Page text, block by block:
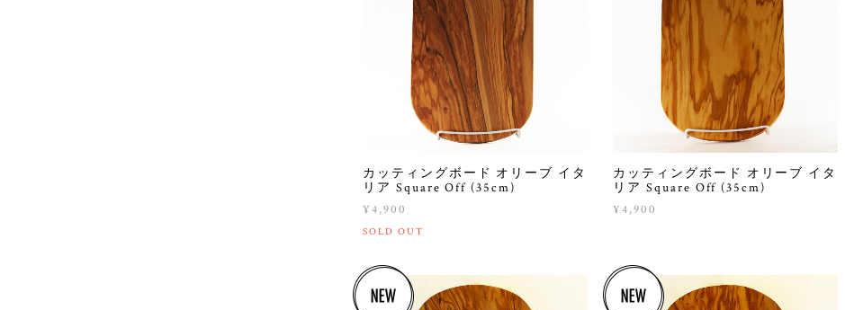
カッティングボード オリーブ イタ
リア Square Off (35cm)
¥4,900
SOLD OUT
カッティングボード オリーブ イタ
リア Square Off (35cm)
¥4,900